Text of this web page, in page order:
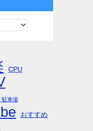
CPU
駐車場
おすすめ